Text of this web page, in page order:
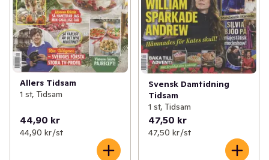
Allers Tidsam
1 st, Tidsam
44,90 kr
44,90 kr /st
Svensk Damtidning
Tidsam
1 st, Tidsam
47,50 kr
47,50 kr /st